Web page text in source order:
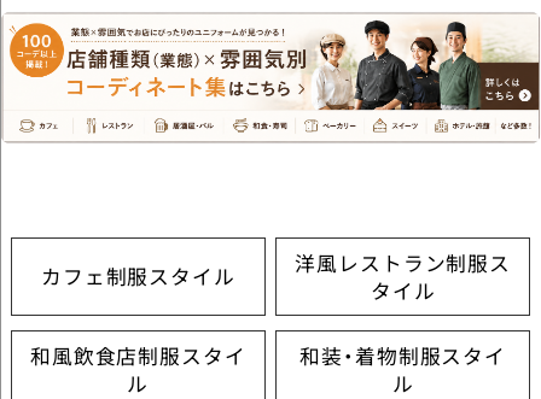
カフェ制服スタイル
洋風レストラン制服ス
タイル
和風飲食店制服スタイ
ル
和装・着物制服スタイ
ル